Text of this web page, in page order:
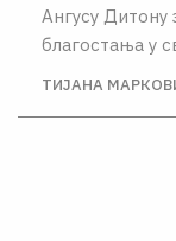
Ангусу
благостања у
ТИЈАНА